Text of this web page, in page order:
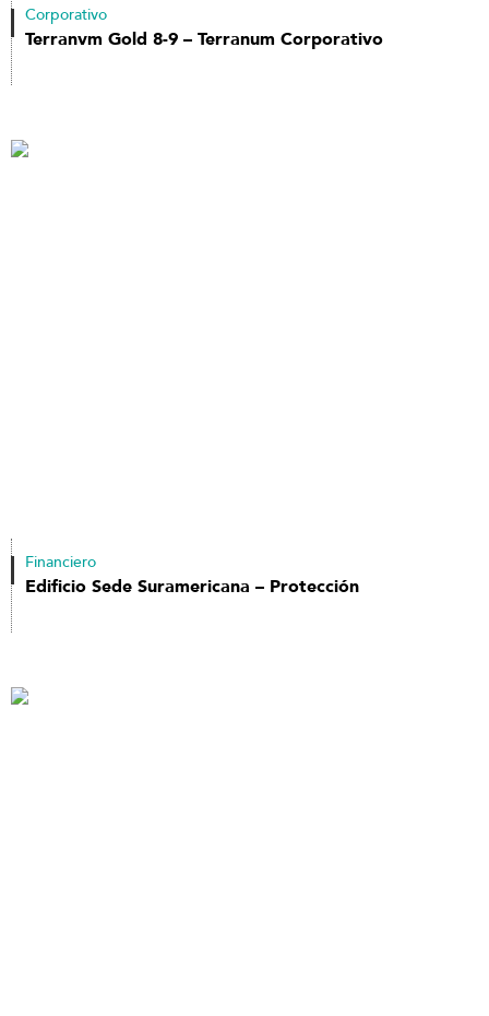
Corporativo
Terranvm Gold 8-9 – Terranum Corporativo
Financiero
Edificio Sede Suramericana – Protección